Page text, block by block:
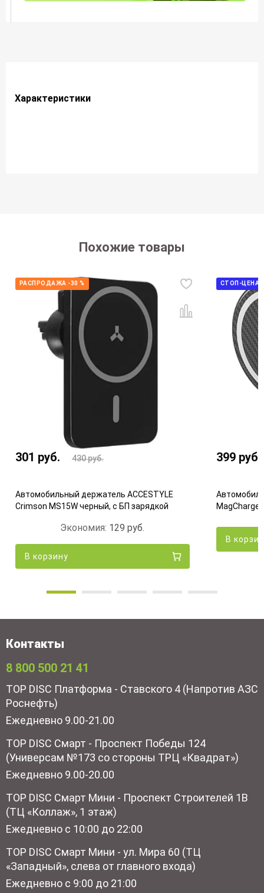
Характеристики
Похожие товары
РАСПРОДАЖА -30 %
301 руб. 430руб.
Автомобильный держатель ACCESTYLE
Crimson MS15W черный, с БП зарядкой
Экономия: 129руб.
В корзину
СТОП-ЦЕНА
399 руб.
MagCharge
В
Контакты
8 800 500 21 41
TOP DISC Платформа - Ставского 4 (Напротив АЗС
Роснефть)
Ежедневно 9.00-21.00
TOP DISC Смарт - Проспект Победы 124
(Универсам №173 со стороны ТРЦ «Квадрат»)
Ежедневно 9.00-20.00
TOP DISC Смарт Мини - Проспект Строителей 1В
(ТЦ «Коллаж», 1 этаж)
Ежедневно с 10:00 до 22:00
TOP DISC Смарт Мини - ул. Мира 60 (ТЦ
«Западный», слева от главного входа)
Ежедневно с 9:00 до 21:00